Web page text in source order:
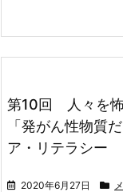
第10回 人々を
「発がん性物質
ア・リテラシー
2020年6月27日